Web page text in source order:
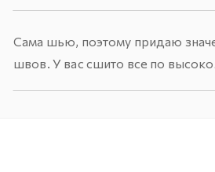
Сама шью, поэтому придаю
швов. У вас сшито все по